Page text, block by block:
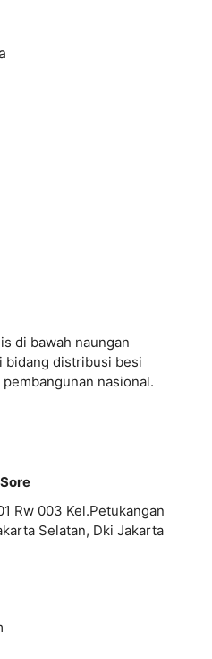
di bawah naungan
bidang distribusi besi
nasional.
Rw 003 Kel.Petukangan
Selatan, Dki Jakarta